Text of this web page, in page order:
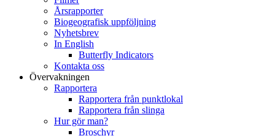
Årsrapporter
Biogeografisk uppföljning
Nyhetsbrev
In English
Butterfly Indicators
Kontakta oss
Övervakningen
Rapportera
Rapportera från punktlokal
Rapportera från slinga
Hur gör man?
Broschyr